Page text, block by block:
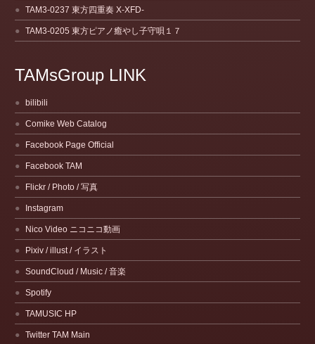
TAM3-0237 東方四重奏 X-XFD-
TAM3-0205 東方ピアノ癒やし子守唄１７
TAMsGroup LINK
bilibili
Comike Web Catalog
Facebook Page Official
Facebook TAM
Flickr / Photo / 写真
Instagram
Nico Video ニコニコ動画
Pixiv / illust / イラスト
SoundCloud / Music / 音楽
Spotify
TAMUSIC HP
Twitter TAM Main